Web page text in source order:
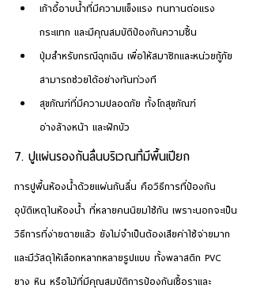
เก้าอี้อาบน้ำที่มีความแข็งแรง ทนทานต่อแรง
กระแทก และมีคุณสมบัติป้องกันความชื้น
ปุ่มสำหรับกรณีฉุกเฉิน เพื่อให้สมาชิกและหน่วยกู้ภัย
สามารถช่วยได้อย่างทันท่วงที
สุขภัณฑ์ที่มีความปลอดภัย ทั้งโถสุขภัณฑ์
อ่างล้างหน้า และฝักบัว
7. ปูแผ่นรองกันลื่นบริเวณที่มีพื้นเปียก
การปูพื้นห้องน้ำด้วยแผ่นกันลื่น คือวิธีการที่ป้องกัน
อุบัติเหตุในห้องน้ำ ที่หลายคนนิยมใช้กัน เพราะนอกจะเป็น
วิธีการที่ง่ายดายแล้ว ยังไม่จำเป็นต้องเสียค่าใช้จ่ายมาก
และมีวัสดุให้เลือกหลากหลายรูปแบบ ทั้งพลาสติก PVC
ยาง หิน หรือไม้ที่มีคุณสมบัติการป้องกันเชื้อราและ